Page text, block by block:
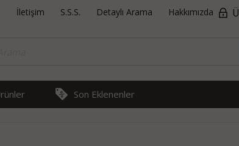
İletişim S.S.S. Detaylı Arama Hakkımızda
Son Eklenenler